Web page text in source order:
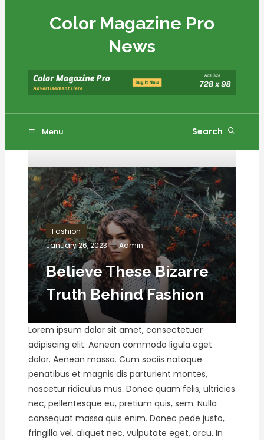
Color Magazine Pro
News
Menu Search
Fashion
January 26, 2023
Admin
Believe These Bizarre
Truth Behind Fashion
Lorem ipsum dolor sit amet, consectetuer
adipiscing elit. Aenean commodo ligula eget
dolor. Aenean massa. Cum sociis natoque
penatibus et magnis dis parturient montes,
nascetur ridiculus mus. Donec quam felis, ultricies
nec, pellentesque eu, pretium quis, sem. Nulla
consequat massa quis enim. Donec pede justo,
fringilla vel, aliquet nec, vulputate eget, arcu. In